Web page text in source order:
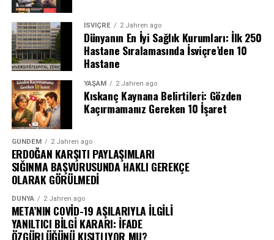
İSVIÇRE 2 Jahren ago
Dünyanın En İyi Sağlık Kurumları: İlk 250
Hastane Sıralamasında İsviçre’den 10
Hastane
YAŞAM 2 Jahren ago
Kıskanç Kaynana Belirtileri: Gözden
Kaçırmamanız Gereken 10 İşaret
GÜNDEM 2 Jahren ago
ERDOĞAN KARŞITI PAYLAŞIMLARI
SIĞINMA BAŞVURUSUNDA HAKLI GEREKÇE
OLARAK GÖRÜLMEDİ
DÜNYA 2 Jahren ago
META’NIN COVİD-19 AŞILARIYLA İLGİLİ
YANILTICI BİLGİ KARARI: İFADE
ÖZGÜRLÜĞÜNÜ KISITLIYOR MU?